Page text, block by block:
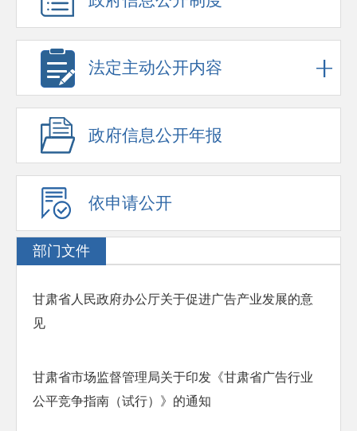
法定主动公开内容
政府信息公开年报
依申请公开
部门文件
甘肃省人民政府办公厅关于促进广告产业发展的意
见
甘肃省市场监督管理局关于印发《甘肃省广告行业
公平竞争指南（试行）》的通知